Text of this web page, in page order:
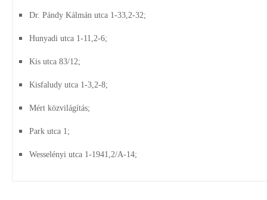
Dr. Pándy Kálmán utca 1-33,2-32;
Hunyadi utca 1-11,2-6;
Kis utca 83/12;
Kisfaludy utca 1-3,2-8;
Mért közvilágítás;
Park utca 1;
Wesselényi utca 1-1941,2/A-14;